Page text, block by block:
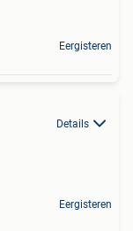
Eergisteren
Details
Eergisteren